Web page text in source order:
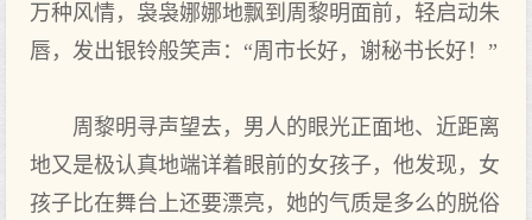
万种风情，袅袅娜娜地飘到周黎明面前，轻启动朱
唇，发出银铃般笑声：“周市长好，谢秘书长好！”
周黎明寻声望去，男人的眼光正面地、近距离
地又是极认真地端详着眼前的女孩子，他发现，女
孩子比在舞台上还要漂亮，她的气质是多么的脱俗